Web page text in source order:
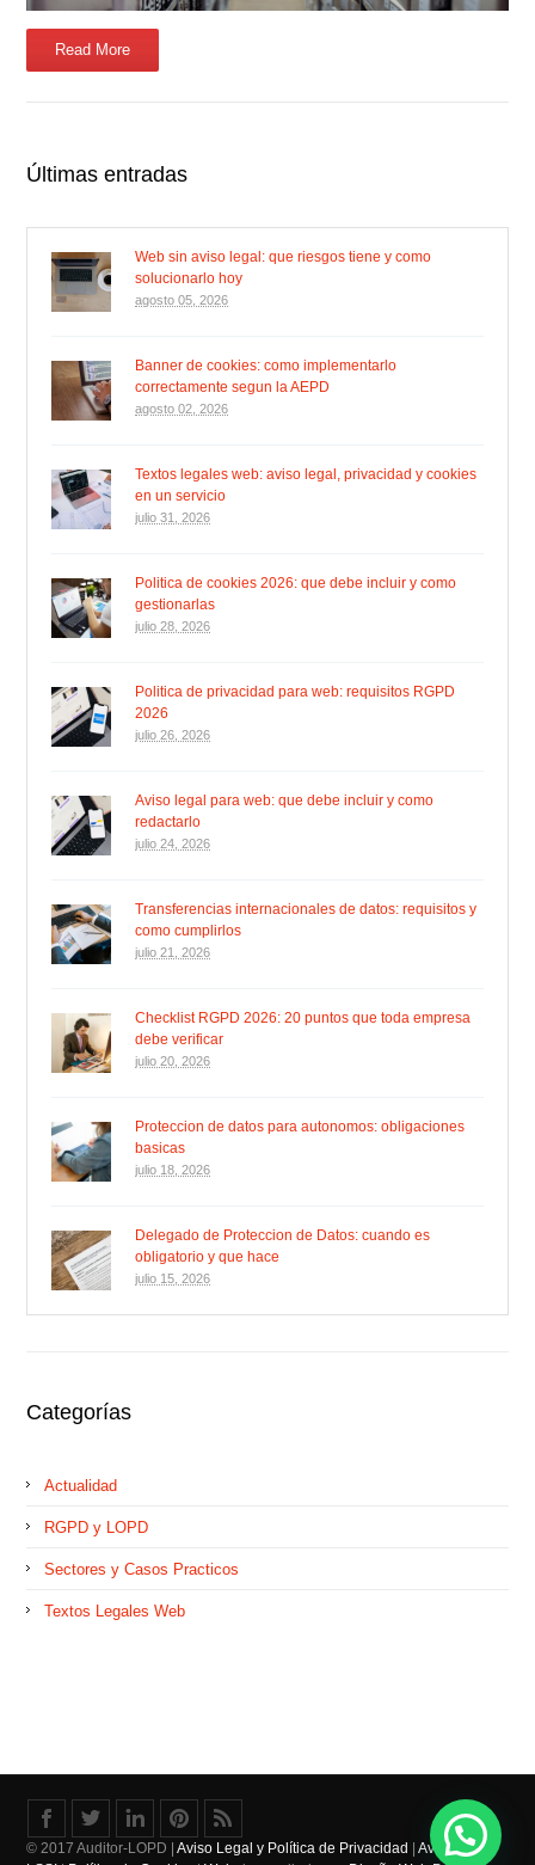
Read More
Últimas entradas
Web sin aviso legal: que riesgos tiene y como
solucionarlo hoy
agosto 05, 2026
Banner de cookies: como implementarlo
correctamente segun la AEPD
agosto 02, 2026
Textos legales web: aviso legal, privacidad y cookies
en un servicio
julio 31, 2026
Politica de cookies 2026: que debe incluir y como
gestionarlas
julio 28, 2026
Politica de privacidad para web: requisitos RGPD
2026
julio 26, 2026
Aviso legal para web: que debe incluir y como
redactarlo
julio 24, 2026
Transferencias internacionales de datos: requisitos y
como cumplirlos
julio 21, 2026
Checklist RGPD 2026: 20 puntos que toda empresa
debe verificar
julio 20, 2026
Proteccion de datos para autonomos: obligaciones
basicas
julio 18, 2026
Delegado de Proteccion de Datos: cuando es
obligatorio y que hace
julio 15, 2026
Categorías
Actualidad
RGPD y LOPD
Sectores y Casos Practicos
Textos Legales Web
© 2017 Auditor-LOPD |Aviso Legal y Política de Privacidad |Aviso Legal